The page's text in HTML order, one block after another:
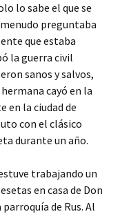
lo sabe el que se
preguntaba
que estaba
la guerra civil
sanos y salvos,
cayó en la
en la ciudad de
con el clásico
durante un año.
trabajando un
en casa de Don
de Rus. Al